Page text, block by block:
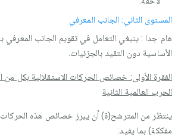
المستوى الثاني: الجانب المعرفي
هام جدا : ينبغي التعامل في تقويم الجانب المعرفي
الأساسية دون التقيد بالجزئيات.
الفقرة الأولى: خصائص الحركات الاستقلالية بكل من
الحرب العالمية الثانية
ينتظر من المترشح(ة) أن يبرز خصائص هذه الحركات
مفككة) بما يفيد: